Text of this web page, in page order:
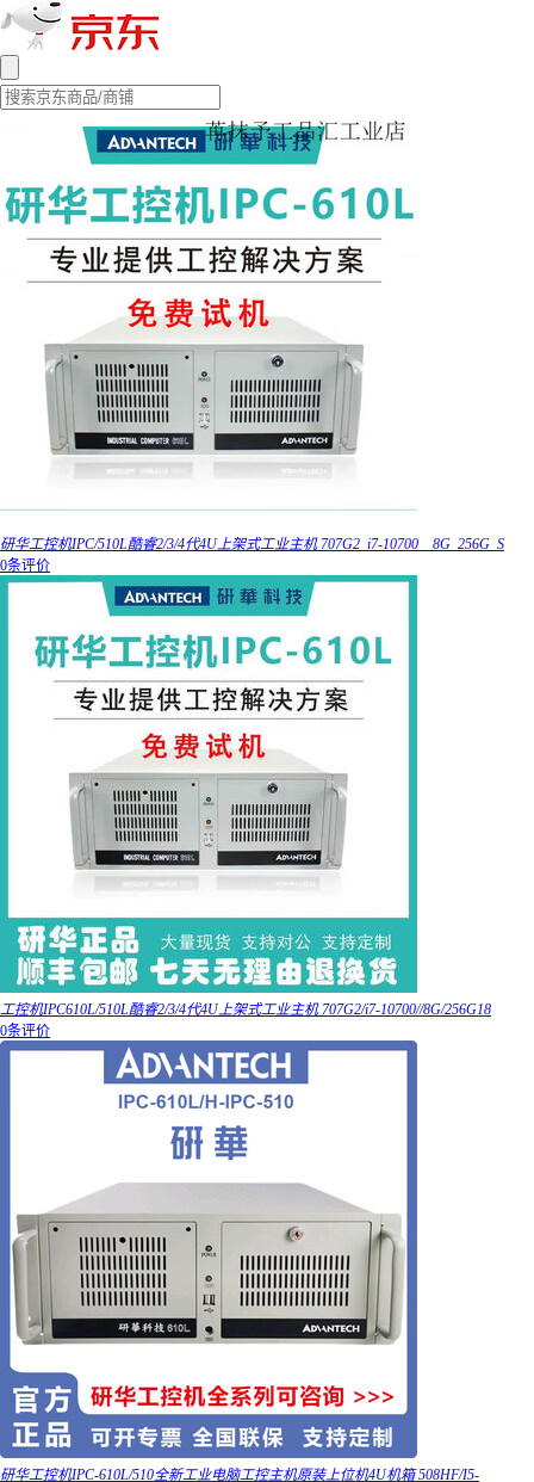
研华工控机IPC/510L酷睿2/3/4代4U上架式工业主机 707G2_i7-10700__8G_256G_S
0条评价
工控机IPC610L/510L酷睿2/3/4代4U上架式工业主机 707G2/i7-10700//8G/256G18
0条评价
研华工控机IPC-610L/510全新工业电脑工控主机原装上位机4U机箱 508HF/I5-